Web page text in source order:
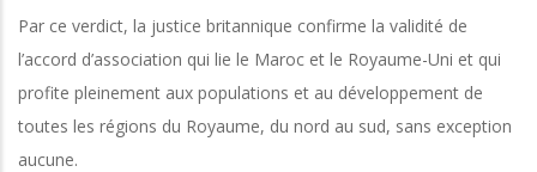
Par ce verdict, la justice britannique confirme la validité de
l’accord d’association qui lie le Maroc et le Royaume-Uni et qui
profite pleinement aux populations et au développement de
toutes les régions du Royaume, du nord au sud, sans exception
aucune.